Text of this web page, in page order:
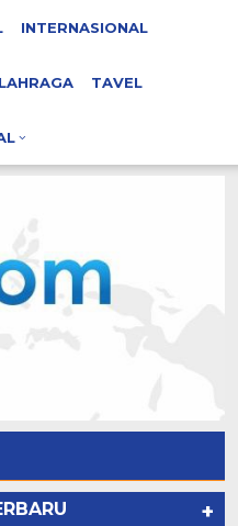
INTERNASIONAL
TAVEL
+